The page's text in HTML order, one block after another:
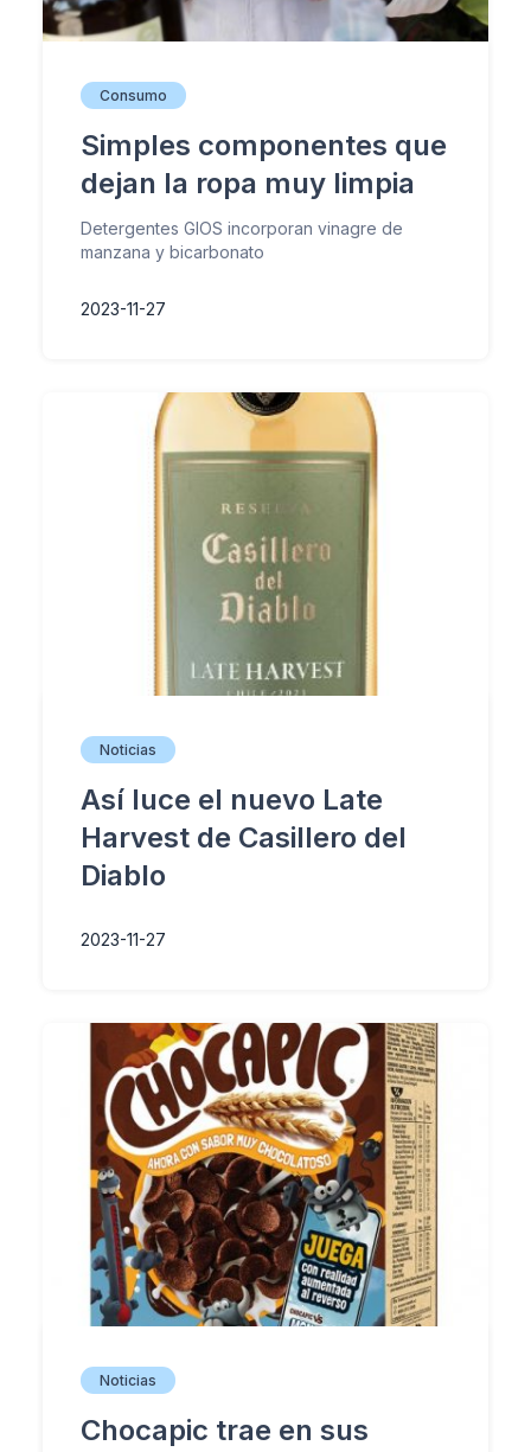
Consumo
Simples componentes que
dejan la ropa muy limpia
Detergentes GIOS incorporan vinagre de
manzana y bicarbonato
2023-11-27
Noticias
Así luce el nuevo Late
Harvest de Casillero del
Diablo
2023-11-27
Noticias
Chocapic trae en sus